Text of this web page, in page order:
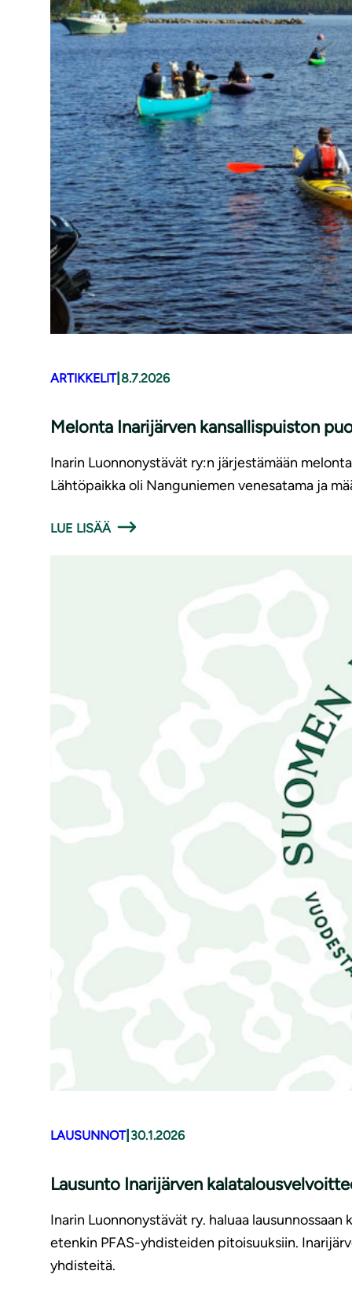
ARTIKKELIT| 8.7.2026
Melonta Inarijärven kansallispuiston
Inarin Luonnonystävät ry:n järjestämään
Lähtöpaikka oli Nanguniemen venesatama ja
LUE LISÄÄ
LAUSUNNOT| 30.1.2026
Lausunto Inarijärven
Inarin Luonnonystävät ry. haluaa
etenkin PFAS-yhdisteiden pitoisuuksiin.
yhdisteitä.